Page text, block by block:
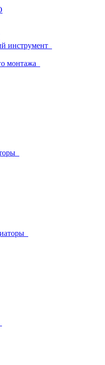
инструмент
монтажа